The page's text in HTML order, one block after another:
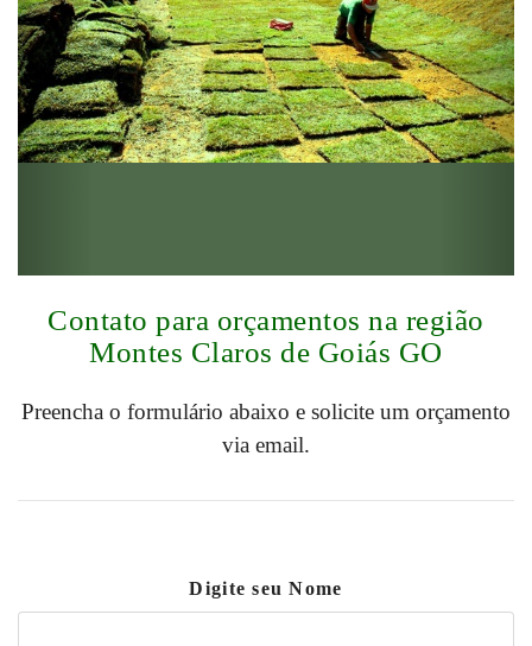
Contato para orçamentos na região
Montes Claros de Goiás GO
Preencha o formulário abaixo e solicite um orçamento
via email.
Digite seu Nome